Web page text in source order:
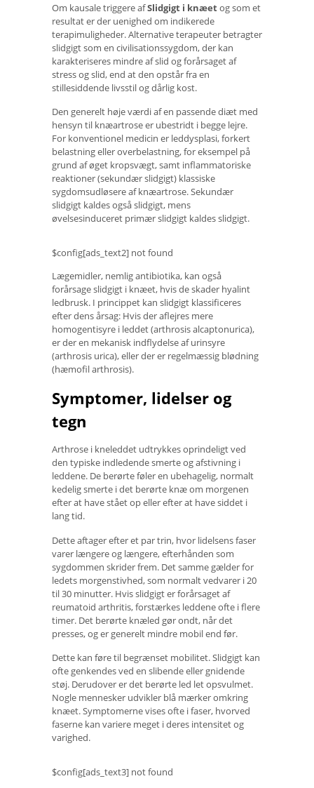
Om kausale triggere afSlidgigt i knæetog som et
resultat er der uenighed om indikerede
terapimuligheder. Alternative terapeuter betragter
slidgigt som en civilisationssygdom, der kan
karakteriseres mindre af slid og forårsaget af
stress og slid, end at den opstår fra en
stillesiddende livsstil og dårlig kost.
Den generelt høje værdi af en passende diæt med
hensyn til knæartrose er ubestridt i begge lejre.
For konventionel medicin er leddysplasi, forkert
belastning eller overbelastning, for eksempel på
grund af øget kropsvægt, samt inflammatoriske
reaktioner (sekundær slidgigt) klassiske
sygdomsudløsere af knæartrose. Sekundær
slidgigt kaldes også slidgigt, mens
øvelsesinduceret primær slidgigt kaldes slidgigt.
$config[ads_text2] not found
Lægemidler, nemlig antibiotika, kan også
forårsage slidgigt i knæet, hvis de skader hyalint
ledbrusk. I princippet kan slidgigt klassificeres
efter dens årsag: Hvis der aflejres mere
homogentisyre i leddet (arthrosis alcaptonurica),
er der en mekanisk indflydelse af urinsyre
(arthrosis urica), eller der er regelmæssig blødning
(hæmofil arthrosis).
Symptomer, lidelser og
tegn
Arthrose i kneleddet udtrykkes oprindeligt ved
den typiske indledende smerte og afstivning i
leddene. De berørte føler en ubehagelig, normalt
kedelig smerte i det berørte knæ om morgenen
efter at have stået op eller efter at have siddet i
lang tid.
Dette aftager efter et par trin, hvor lidelsens faser
varer længere og længere, efterhånden som
sygdommen skrider frem. Det samme gælder for
ledets morgenstivhed, som normalt vedvarer i 20
til 30 minutter. Hvis slidgigt er forårsaget af
reumatoid arthritis, forstærkes leddene ofte i flere
timer. Det berørte knæled gør ondt, når det
presses, og er generelt mindre mobil end før.
Dette kan føre til begrænset mobilitet. Slidgigt kan
ofte genkendes ved en slibende eller gnidende
støj. Derudover er det berørte led let opsvulmet.
Nogle mennesker udvikler blå mærker omkring
knæet. Symptomerne vises ofte i faser, hvorved
faserne kan variere meget i deres intensitet og
varighed.
$config[ads_text3] not found